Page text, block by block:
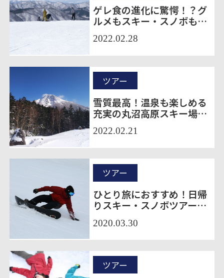
ゲレ食の進化に驚愕！？グ
ルメもスキー・スノボも楽
しめるハンターマウンテン
塩原
2022.02.28
雪質最高！温泉も楽しめる
充実の丸沼高原スキー場で
スキー満喫！
ツアー
2022.02.21
ひとり旅におすすめ！日帰
りスキー・スノボツアーで
行けるスキー場10選
ツアー
2020.03.30
ツアー